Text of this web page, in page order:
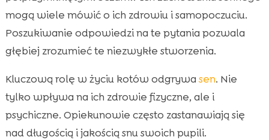
mogą wiele mówić o ich zdrowiu i samopoczuciu.
Poszukiwanie odpowiedzi na te pytania pozwala
głębiej zrozumieć te niezwykłe stworzenia.
Kluczową rolę w życiu kotów odgrywa sen. Nie
tylko wpływa na ich zdrowie fizyczne, ale i
psychiczne. Opiekunowie często zastanawiają się
nad długością i jakością snu swoich pupili.